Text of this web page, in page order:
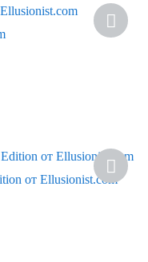
от Ellusionist.com